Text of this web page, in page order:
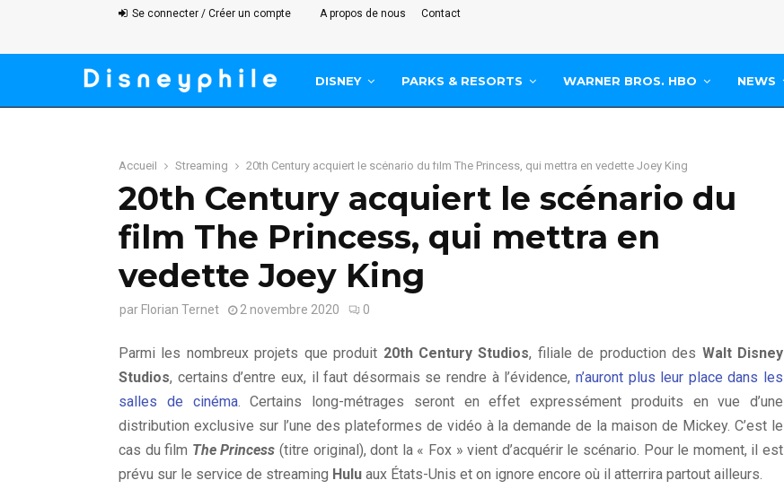
Se connecter / Créer un compte A propos de nous Contact
DISNEY PARKS & RESORTS WARNER BROS. HBO NEWS
Accueil Streaming 20th Century acquiert le scénario du film The Princess, qui mettra en vedette Joey King
20th Century acquiert le scénario du
film The Princess, qui mettra en
vedette Joey King
par Florian Ternet 2 novembre 2020 0
Parmi les nombreux projets que produit 20th Century Studios, filiale de production des Walt Disney
Studios, certains d’entre eux, il faut désormais se rendre à l’évidence, n’auront plus leur place dans les
salles de cinéma. Certains long-métrages seront en effet expressément produits en vue d’une
distribution exclusive sur l’une des plateformes de vidéo à la demande de la maison de Mickey. C’est le
cas du film The Princess(titre original), dont la « Fox » vient d’acquérir le scénario. Pour le moment, il est
prévu sur le service de streaming Hulu aux États-Unis et on ignore encore où il atterrira partout ailleurs.